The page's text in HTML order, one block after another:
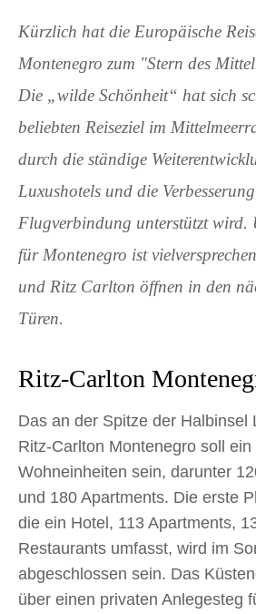
Kürzlich hat die Europäische
Montenegro zum "Stern des
Die „wilde Schönheit“ hat sich
beliebten Reiseziel im
durch die ständige
Luxushotels und die
Flugverbindung unterstützt wird.
für Montenegro ist
und Ritz Carlton öffnen in den
Türen.
Ritz-Carlton
Das an der Spitze der Halbinsel
Ritz-Carlton Montenegro soll
Wohneinheiten sein, darunter
und 180 Apartments. Die erste
die ein Hotel, 113 Apartments,
Restaurants umfasst, wird im
abgeschlossen sein. Das
über einen privaten Anlegesteg